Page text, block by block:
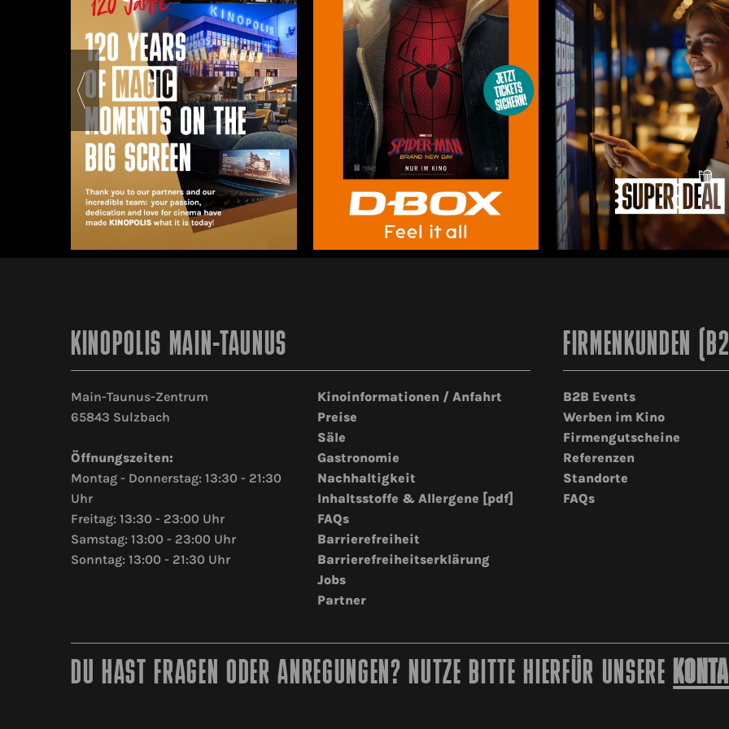
KINOPOLIS MAIN-TAUNUS
Main-Taunus-Zentrum
65843 Sulzbach
Öffnungszeiten:
Montag - Donnerstag: 13:30 - 21:30
Uhr
Freitag: 13:30 - 23:00 Uhr
Samstag: 13:00 - 23:00 Uhr
Sonntag: 13:00 - 21:30 Uhr
Kinoinformationen / Anfahrt
Preise
Säle
Gastronomie
Nachhaltigkeit
Inhaltsstoffe & Allergene [pdf]
FAQs
Barrierefreiheit
Barrierefreiheitserklärung
Jobs
Partner
FIRMENKUNDEN
B2B Events
Werben im Kino
Firmengutscheine
Referenzen
Standorte
FAQs
DU HAST FRAGEN ODER ANREGUNGEN? NUTZE BITTE HIERFÜR UNSERE